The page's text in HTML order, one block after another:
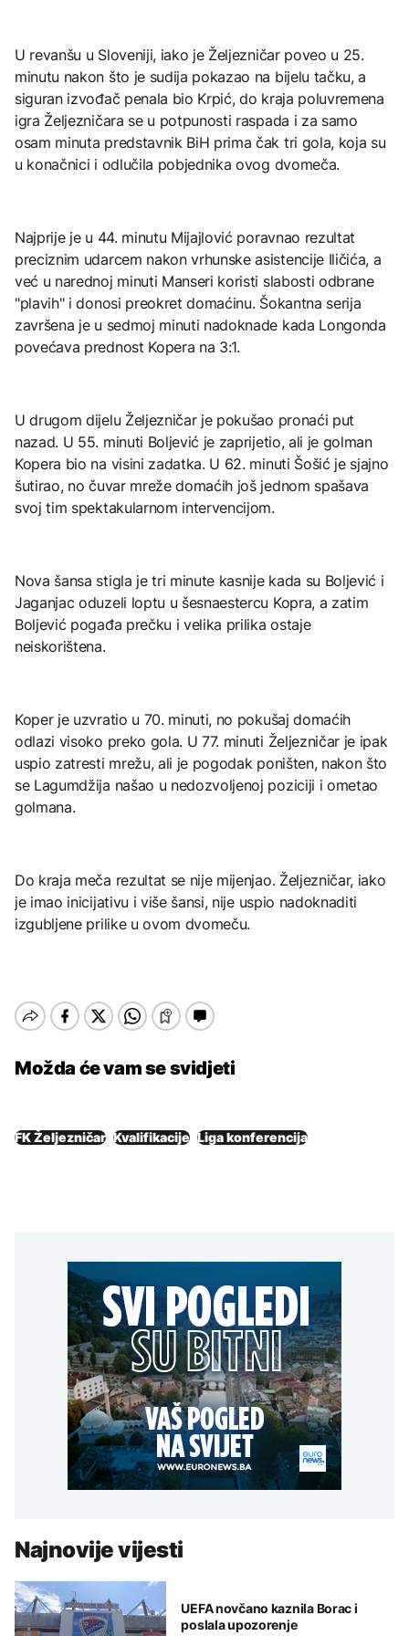
U revanšu u Sloveniji, iako je Željezničar poveo u 25.
minutu nakon što je sudija pokazao na bijelu tačku, a
siguran izvođač penala bio Krpić, do kraja poluvremena
igra Željezničara se u potpunosti raspada i za samo
osam minuta predstavnik BiH prima čak tri gola, koja su
u konačnici i odlučila pobjednika ovog dvomeča.
Najprije je u 44. minutu Mijajlović poravnao rezultat
preciznim udarcem nakon vrhunske asistencije Iličića, a
već u narednoj minuti Manseri koristi slabosti odbrane
"plavih" i donosi preokret domaćinu. Šokantna serija
završena je u sedmoj minuti nadoknade kada Longonda
povećava prednost Kopera na 3:1.
U drugom dijelu Željezničar je pokušao pronaći put
nazad. U 55. minuti Boljević je zaprijetio, ali je golman
Kopera bio na visini zadatka. U 62. minuti Šošić je sjajno
šutirao, no čuvar mreže domaćih još jednom spašava
svoj tim spektakularnom intervencijom.
Nova šansa stigla je tri minute kasnije kada su Boljević i
Jaganjac oduzeli loptu u šesnaestercu Kopra, a zatim
Boljević pogađa prečku i velika prilika ostaje
neiskorištena.
Koper je uzvratio u 70. minuti, no pokušaj domaćih
odlazi visoko preko gola. U 77. minuti Željezničar je ipak
uspio zatresti mrežu, ali je pogodak poništen, nakon što
se Lagumdžija našao u nedozvoljenoj poziciji i ometao
golmana.
Do kraja meča rezultat se nije mijenjao. Željezničar, iako
je imao inicijativu i više šansi, nije uspio nadoknaditi
izgubljene prilike u ovom dvomeču.
Možda će vam se svidjeti
FK Željezničar Kvalifikacije Liga konferencija
Najnovije vijesti
UEFA novčano kaznila Borac i
poslala upozorenje